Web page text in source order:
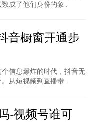
成了他们身份的象...
音橱窗开通步
信息爆炸的时代，抖音无
从短视频到直播带...
-视频号谁可